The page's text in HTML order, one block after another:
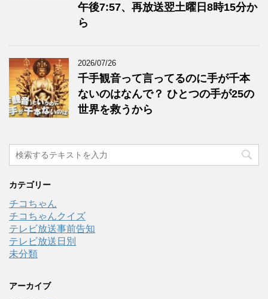
午後7:57、再放送翌土曜日8時15分か
ら
2026/07/26
千手観音って言ってるのに手が千本
ないのはなんで？ ひとつの手が25の
世界を救うから
カテゴリー
チコちゃん
チコちゃんクイズ
テレビ放送事前告知
テレビ放送日別
未分類
アーカイブ